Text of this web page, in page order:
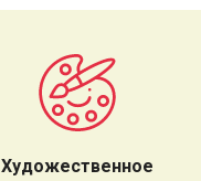
Художественное